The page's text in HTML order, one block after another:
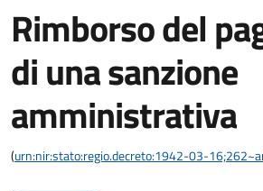
Rimborso del
di una sanzione
amministrativa
(urn:nir:stato:regio.decreto:1942-03-